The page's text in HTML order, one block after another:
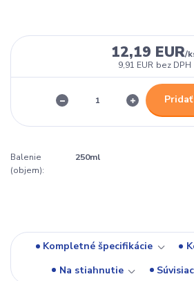
12,19 EUR/
9,91 EUR bez DPH
Balenie
(objem):
250ml
Kompletné špecifikácie
Na stiahnutie